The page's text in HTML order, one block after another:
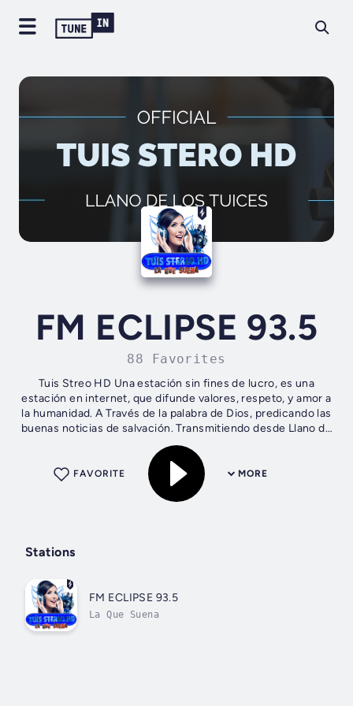
FM ECLIPSE 93.5
88 Favorites
Tuis Streo HD Una estación sin fines de lucro, es una
estación en internet, que difunde valores, respeto, y amor a
la humanidad. A Través de la palabra de Dios, predicando las
buenas noticias de salvación. Transmitiendo desde Llano de
Los Tuis, San...
MORE
FAVORITE
Stations
FM ECLIPSE 93.5
La Que Suena